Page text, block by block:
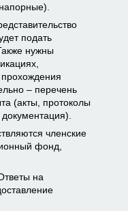
подать
нужны
– перечень
(акты, протоколы
членские
фонд,
на